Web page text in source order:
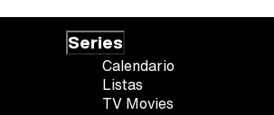
Series
Calendario
Listas
TV Movies